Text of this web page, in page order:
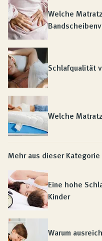
Welche
Schlafqualität
Welche
Mehr aus dieser Kategorie
Eine hohe
Kinder
Warum